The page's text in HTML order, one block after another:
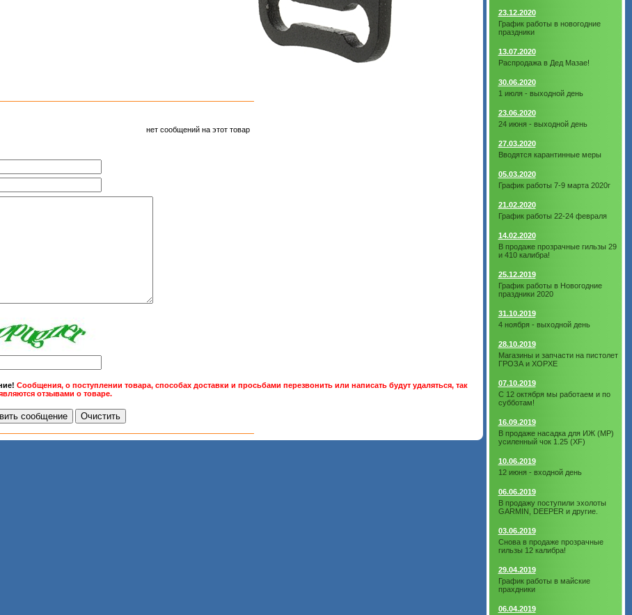
нет сообщений на этот товар
Сообщения, о поступлении товара, способах доставки и просьбами перезвонить или написать будут удаляться, так
отзывами о товаре.
23.12.2020
График работы в новогодние
праздники
13.07.2020
Распродажа в Дед Мазае!
30.06.2020
1 июля - выходной день
23.06.2020
24 июня - выходной день
27.03.2020
Вводятся карантинные меры
05.03.2020
График работы 7-9 марта 2020г
21.02.2020
График работы 22-24 февраля
14.02.2020
В продаже прозрачные гильзы 29
и 410 калибра!
25.12.2019
График работы в Новогодние
праздники 2020
31.10.2019
4 ноября - выходной день
28.10.2019
Магазины и запчасти на пистолет
ГРОЗА и ХОРХЕ
07.10.2019
С 12 октября мы работаем и по
субботам!
16.09.2019
В продаже насадка для ИЖ (МР)
усиленный чок 1.25 (XF)
10.06.2019
12 июня - входной день
06.06.2019
В продажу поступили эхолоты
GARMIN, DEEPER и другие.
03.06.2019
Снова в продаже прозрачные
гильзы 12 калибра!
29.04.2019
График работы в майские
прахдники
06.04.2019